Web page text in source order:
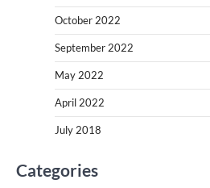
October 2022
September 2022
May 2022
April 2022
July 2018
Categories